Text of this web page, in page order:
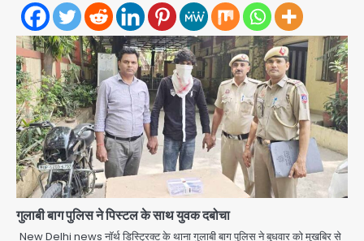
गुलाबी बाग पुलिस ने पिस्टल के साथ युवक दबोचा
New Delhi news नॉर्थ डिस्ट्रिक्ट के थाना गुलाबी बाग पुलिस ने बुधवार को मुखबिर से